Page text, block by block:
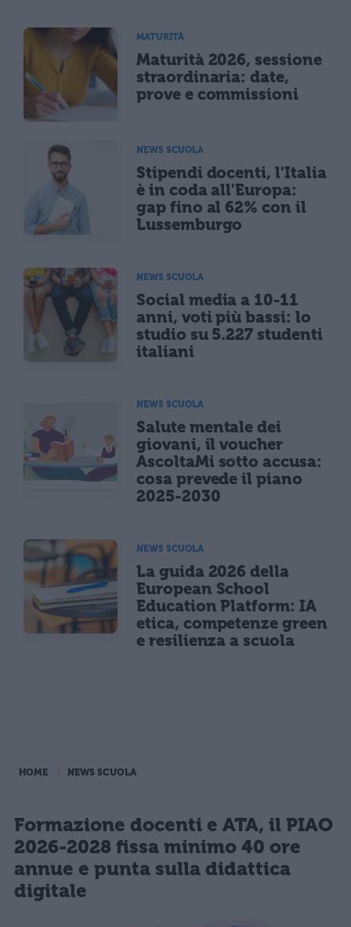
MATURITÀ
Maturità 2026, sessione
straordinaria: date,
prove e commissioni
NEWS SCUOLA
Stipendi docenti, l'Italia
è in coda all'Europa:
gap fino al 62% con il
Lussemburgo
NEWS SCUOLA
Social media a 10-11
anni, voti più bassi: lo
studio su 5.227 studenti
italiani
NEWS SCUOLA
Salute mentale dei
giovani, il voucher
AscoltaMi sotto accusa:
cosa prevede il piano
2025-2030
NEWS SCUOLA
La guida 2026 della
European School
Education Platform: IA
etica, competenze green
e resilienza a scuola
HOME NEWS SCUOLA
Formazione docenti e ATA, il PIAO
2026-2028 fissa minimo 40 ore
annue e punta sulla didattica
digitale